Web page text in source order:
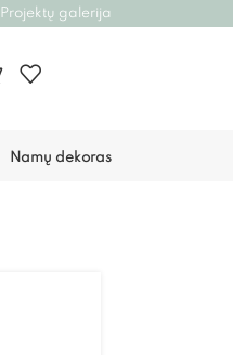
Projektų galerija
Namų dekoras